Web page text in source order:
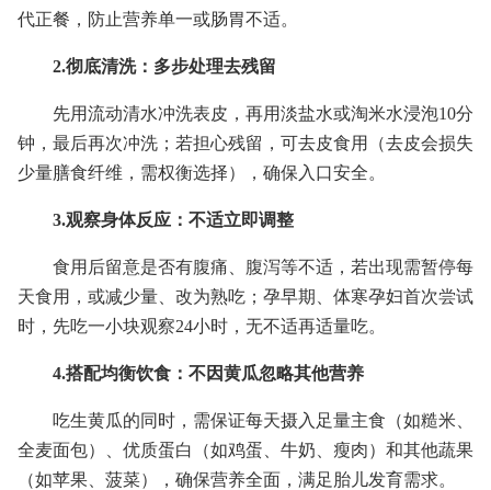
代正餐，防止营养单一或肠胃不适。
2.彻底清洗：多步处理去残留
先用流动清水冲洗表皮，再用淡盐水或淘米水浸泡10分
钟，最后再次冲洗；若担心残留，可去皮食用（去皮会损失
少量膳食纤维，需权衡选择），确保入口安全。
3.观察身体反应：不适立即调整
食用后留意是否有腹痛、腹泻等不适，若出现需暂停每
天食用，或减少量、改为熟吃；孕早期、体寒孕妇首次尝试
时，先吃一小块观察24小时，无不适再适量吃。
4.搭配均衡饮食：不因黄瓜忽略其他营养
吃生黄瓜的同时，需保证每天摄入足量主食（如糙米、
全麦面包）、优质蛋白（如鸡蛋、牛奶、瘦肉）和其他蔬果
（如苹果、菠菜），确保营养全面，满足胎儿发育需求。